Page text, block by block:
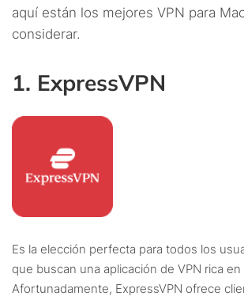
aquí están los mejores VPN para
considerar.
1. ExpressVPN
Es la elección perfecta para todos los
que buscan una aplicación de VPN rica en
Afortunadamente, ExpressVPN ofrece